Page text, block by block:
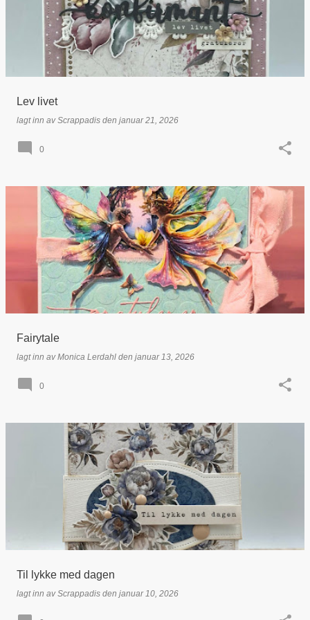
Lev livet
lagt inn avScrappadis den januar 21, 2026
0
Fairytale
lagt inn avMonica Lerdahl den januar 13, 2026
0
Til lykke med dagen
lagt inn avScrappadis den januar 10, 2026